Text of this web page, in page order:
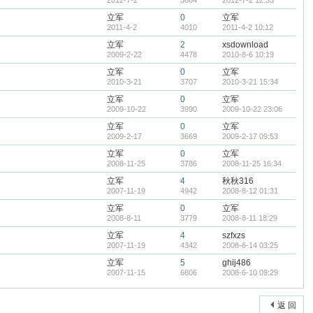
立军
2011-4-2
0
4010
立军
2011-4-2 10:12
立军
2009-2-22
2
4478
xsdownload
2010-8-6 10:19
立军
2010-3-21
0
3707
立军
2010-3-21 15:34
立军
2009-10-22
0
3990
立军
2009-10-22 23:06
立军
2009-2-17
0
3669
立军
2009-2-17 09:53
立军
2008-11-25
0
3786
立军
2008-11-25 16:34
立军
2007-11-19
4
4942
秋秋316
2008-8-12 01:31
立军
2008-8-11
0
3779
立军
2008-8-11 18:29
立军
2007-11-19
4
4342
szfxzs
2008-6-14 03:25
立军
2007-11-15
5
6806
ghij486
2008-6-10 09:29
返 回